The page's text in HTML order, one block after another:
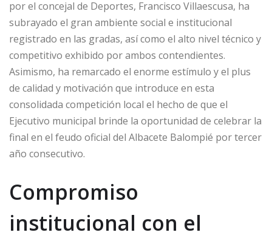
por el concejal de Deportes, Francisco Villaescusa, ha
subrayado el gran ambiente social e institucional
registrado en las gradas, así como el alto nivel técnico y
competitivo exhibido por ambos contendientes.
Asimismo, ha remarcado el enorme estímulo y el plus
de calidad y motivación que introduce en esta
consolidada competición local el hecho de que el
Ejecutivo municipal brinde la oportunidad de celebrar la
final en el feudo oficial del Albacete Balompié por tercer
año consecutivo.
Compromiso
institucional con el